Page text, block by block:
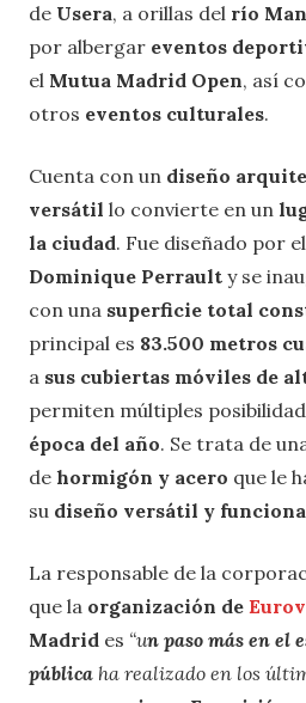
de Usera, a orillas del río
por albergar eventos
el Mutua Madrid Open, así
otros eventos culturales.
Cuenta con un diseño
versátil lo convierte en un
la ciudad. Fue diseñado por el
Dominique Perrault y se
con una superficie total
principal es 83.500 metros
a sus cubiertas móviles de
permiten múltiples
época del año. Se trata de
de hormigón y acero que le
su diseño versátil y
La responsable de la
que la organización de
Madrid es “un paso más en el
pública ha realizado en los